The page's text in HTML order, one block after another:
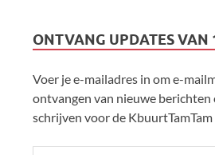
ONTVANG UPDATES VAN
Voer je e-mailadres in om e-
ontvangen van nieuwe berichten
schrijven voor de